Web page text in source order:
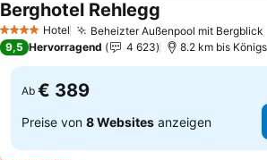
4 Sterne Hotel Beheizter Außenpool mit Bergblick
Berghotel Rehlegg
9,5 Hervorragend 4 623 8.2 km bis
Ab € 389
Preise von 8 Websites anzeigen